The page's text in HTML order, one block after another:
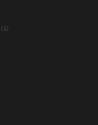
(1)